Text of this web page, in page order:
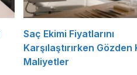
Saç Ekimi Fiyatlarını
Karşılaştırırken Gözden
Maliyetler